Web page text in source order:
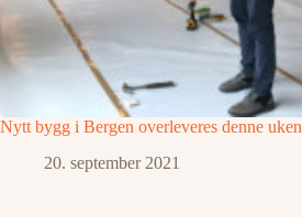
Nytt bygg i Bergen overleveres denne uken
20. september 2021